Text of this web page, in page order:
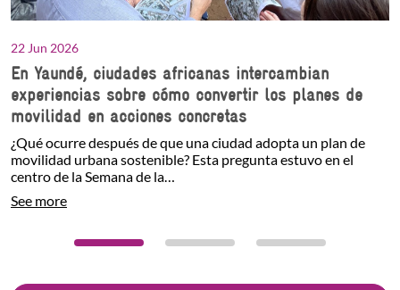
22 Jun 2026
En Yaundé, ciudades africanas intercambian
experiencias sobre cómo convertir los planes de
movilidad en acciones concretas
¿Qué ocurre después de que una ciudad adopta un plan de
movilidad urbana sostenible? Esta pregunta estuvo en el
centro de la Semana de la…
See more